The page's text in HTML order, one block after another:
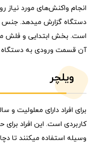
انجام واکنش‌های مورد نیاز
دستگاه گزارش میدهد. جنس
است. بخش ابتدایی و فلش
آن قسمت ورودی به
ویلچر
برای افراد دارای معلولیت
کاربردی است. این افراد برای
وسیله استفاده میکنند تا